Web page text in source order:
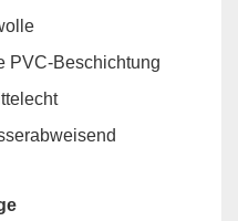
PVC-Beschichtung